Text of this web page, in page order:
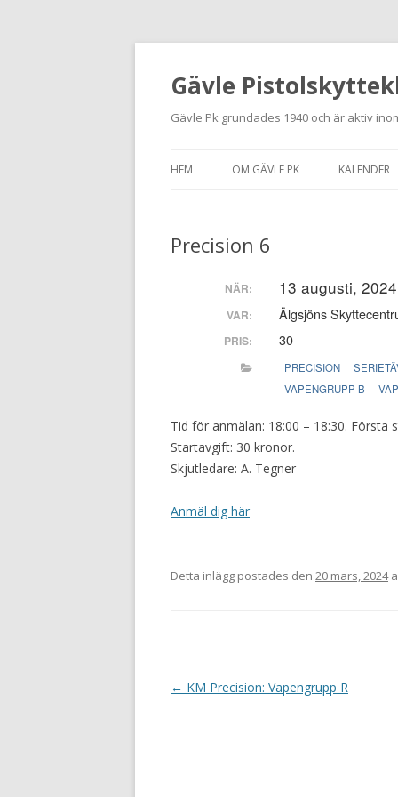
Gävle
Gävle Pk grundades 1940 och är aktiv
HEM OM GÄVLE PK
NYBÖRJARE
MEDLEMSANSÖKAN
KONTAKT
KALENDER
Precision 6
NÄR: 13 augusti,
VAR: Älgsjöns
PRIS: 30
PRECISION
VAPENGRUPP B
Tid för anmälan: 18:00 – 18:30. Första
Startavgift: 30 kronor.
Skjutledare: A. Tegner
Anmäl dig här
Detta inlägg postades den 20 mars, 2024
I← KM Precision: Vapengrupp R